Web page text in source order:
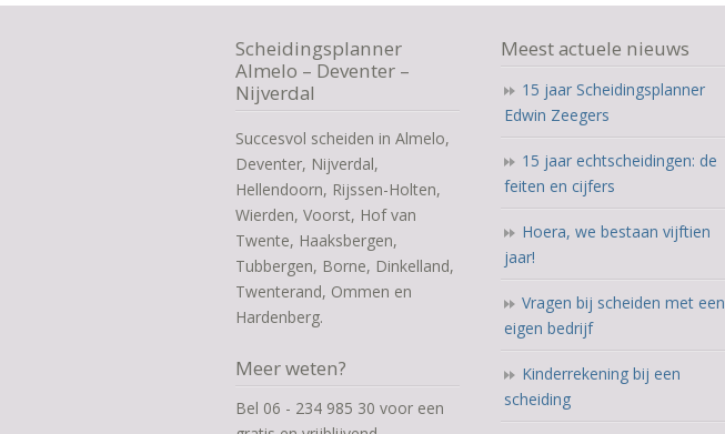
Scheidingsplanner
Almelo – Deventer –
Nijverdal
Succesvol scheiden in Almelo,
Deventer, Nijverdal,
Hellendoorn, Rijssen-Holten,
Wierden, Voorst, Hof van
Twente, Haaksbergen,
Tubbergen, Borne, Dinkelland,
Twenterand, Ommen en
Hardenberg.
Meer weten?
Bel 06 - 234 985 30 voor een
Meest actuele nieuws
15 jaar Scheidingsplanner
Edwin Zeegers
15 jaar echtscheidingen: de
feiten en cijfers
Hoera, we bestaan vijftien
jaar!
Vragen bij scheiden met een
eigen bedrijf
Kinderrekening bij een
scheiding